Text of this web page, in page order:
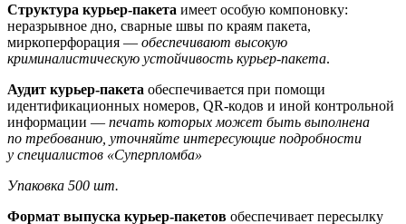
Структура курьер-пакета имеет особую компоновку:
неразрывное дно, сварные швы по краям пакета,
миркоперфорация — обеспечивают высокую
криминалистическую устойчивость курьер-пакета.
Аудит курьер-пакета обеспечивается при помощи
идентификационных номеров, QR-кодов и иной контрольной
информации — печать которых может быть выполнена
по требованию, уточняйте интересующие подробности
у специалистов «Суперпломба»
Упаковка 500 шт.
Формат выпуска курьер-пакетов обеспечивает пересылку